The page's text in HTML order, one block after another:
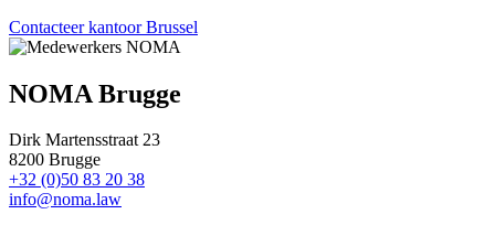
Contacteer kantoor Brussel
NOMA Brugge
Dirk Martensstraat 23
8200 Brugge
+32 (0)50 83 20 38
info@noma.law